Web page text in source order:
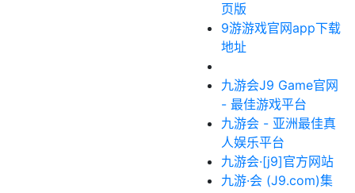
页版
9游游戏官网app下载
地址
九游会J9 Game官网
- 最佳游戏平台
九游会 - 亚洲最佳真
人娱乐平台
九游会·[j9]官方网站
九游·会 (J9.com)集